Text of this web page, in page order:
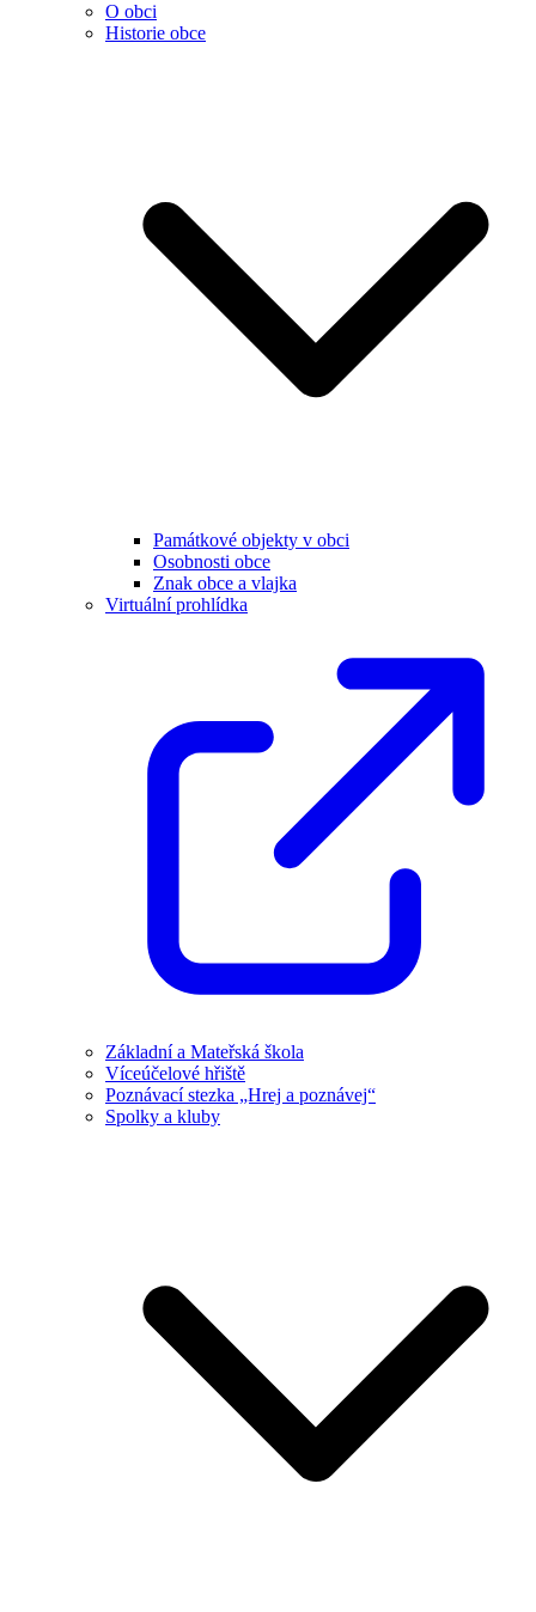
O obci
Historie obce
Památkové objekty v obci
Osobnosti obce
Znak obce a vlajka
Virtuální prohlídka
Základní a Mateřská škola
Víceúčelové hřiště
Poznávací stezka „Hrej a poznávej“
Spolky a kluby